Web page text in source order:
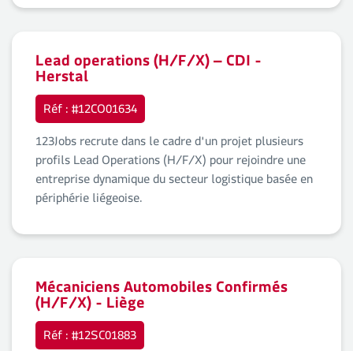
Lead operations (H/F/X) – CDI -
Herstal
Réf : #12CO01634
123Jobs recrute dans le cadre d'un projet plusieurs
profils Lead Operations (H/F/X) pour rejoindre une
entreprise dynamique du secteur logistique basée en
périphérie liégeoise.
Mécaniciens Automobiles Confirmés
(H/F/X) - Liège
Réf : #12SC01883